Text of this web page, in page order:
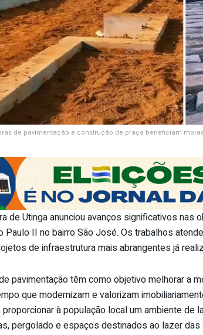
de pavimentação e construção de praça beneficiam
de Utinga anunciou avanços significativos nas
Paulo II no bairro São José. Os trabalhos
de infraestrutura mais abrangentes já
pavimentação têm como objetivo melhorar a
que modernizam e valorizam
proporcionar à população local um ambiente de
pergolado e espaços destinados ao lazer